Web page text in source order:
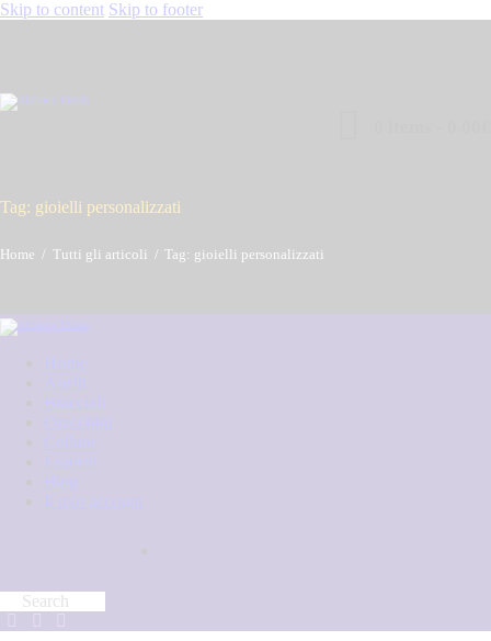
Skip to content Skip to footer
Tag: gioielli personalizzati
Home Tutti gli articoli Tag: gioielli personalizzati
Home
Anelli
Bracciali
Orecchini
Collane
Esauriti
Blog
Il mio account